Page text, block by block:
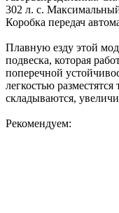
302 л. с.
Коробка передач
Плавную езду этой
подвеска, которая
поперечной
легкостью
складываются,
Рекомендуем: